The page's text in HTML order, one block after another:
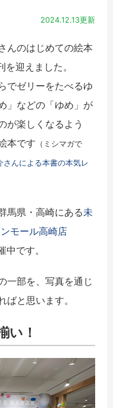
2024.12.13更新
んのはじめての絵本
を迎えました。
でゼリーをたべるゆ
」などの「ゆめ」が
が楽しくなるよう
本です （ミシマガで
さんによる本書の本気レ
馬県・高崎にある未
モール高崎店
中です。
一部を、写真を通じ
と思います。
い！